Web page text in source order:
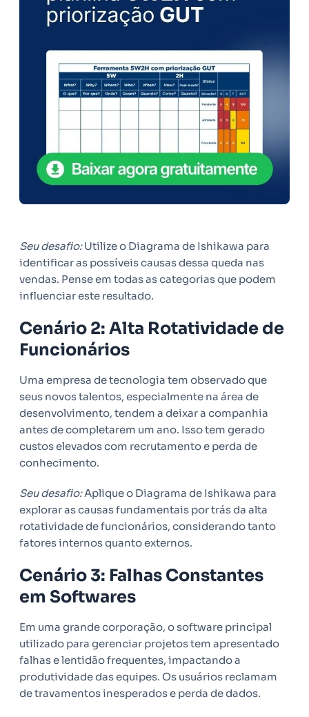
Seu desafio:Utilize o Diagrama de Ishikawa para
identificar as possíveis causas dessa queda nas
vendas. Pense em todas as categorias que podem
influenciar este resultado.
Cenário 2: Alta Rotatividade de
Funcionários
Uma empresa de tecnologia tem observado que
seus novos talentos, especialmente na área de
desenvolvimento, tendem a deixar a companhia
antes de completarem um ano. Isso tem gerado
custos elevados com recrutamento e perda de
conhecimento.
Seu desafio:Aplique o Diagrama de Ishikawa para
explorar as causas fundamentais por trás da alta
rotatividade de funcionários, considerando tanto
fatores internos quanto externos.
Cenário 3: Falhas Constantes
em Softwares
Em uma grande corporação, o software principal
utilizado para gerenciar projetos tem apresentado
falhas e lentidão frequentes, impactando a
produtividade das equipes. Os usuários reclamam
de travamentos inesperados e perda de dados.